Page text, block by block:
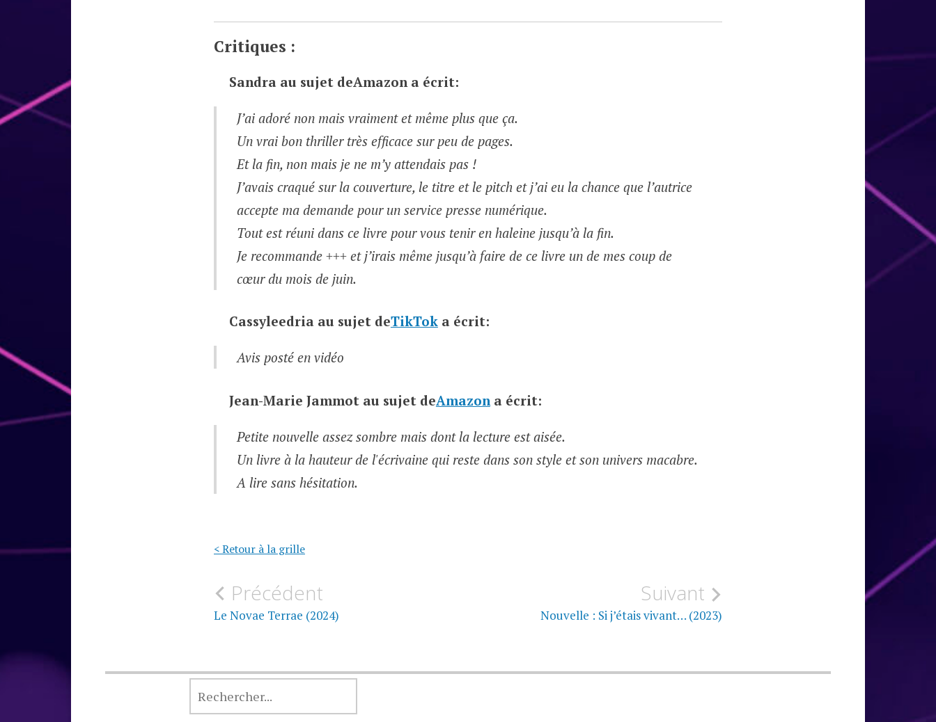
Critiques :
Sandra au sujet deAmazona écrit:
J’ai adoré non mais vraiment et même plus que ça.
Un vrai bon thriller très efficace sur peu de pages.
Et la fin, non mais je ne m’y attendais pas !
J’avais craqué sur la couverture, le titre et le pitch et j’ai eu la chance que l’autrice
accepte ma demande pour un service presse numérique.
Tout est réuni dans ce livre pour vous tenir en haleine jusqu’à la fin.
Je recommande +++ et j’irais même jusqu’à faire de ce livre un de mes coup de
cœur du mois de juin.
Cassyleedria au sujet deTikToka écrit:
Avis posté en vidéo
Jean-Marie Jammotau sujet deAmazona écrit:
Petite nouvelle assez sombre mais dont la lecture est aisée.
Un livre à la hauteur de l'écrivaine qui reste dans son style et son univers macabre.
A lire sans hésitation.
< Retour à la grille
Navigation
de
Précédent
Le Novae Terrae (2024)
Suivant
Nouvelle : Si j’étais vivant… (2023)